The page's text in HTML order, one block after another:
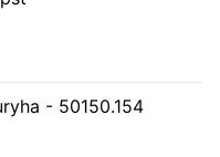
- 50150.154